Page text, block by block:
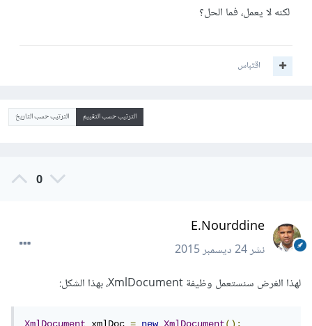
لكنه لا يعمل، فما الحل؟
اقتباس
الترتيب حسب التقييم الترتيب حسب التاريخ
0
E.Nourddine
نشر24 ديسمبر 2015
لهذا الغرض سنستعمل وظيفة XmlDocument، بهذا الشكل: